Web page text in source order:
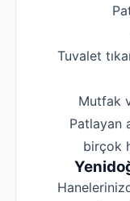
‌Tuvalet
‌Mutfak
‌Patlayan
birçok